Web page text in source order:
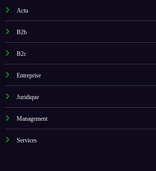
Actu
B2b
B2c
Entreprise
Juridique
Management
Services